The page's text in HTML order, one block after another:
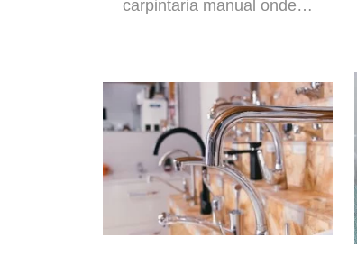
carpintaria manual onde…